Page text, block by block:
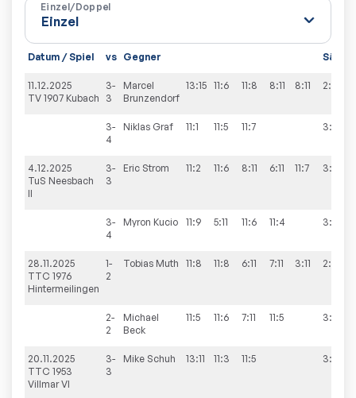
Einzel/Doppel
Datum / Spiel vs Gegner Sätze
11.12.2025
TV 1907 Kubach
3-
3
Marcel
Brunzendorf
13:15 11:6 11:8 8:11 8:11 2:3
3-
4
Niklas Graf 11:1 11:5 11:7 3:0
4.12.2025
TuS Neesbach
II
3-
3
Eric Strom 11:2 11:6 8:11 6:11 11:7 3:2
3-
4
Myron Kucio 11:9 5:11 11:6 11:4 3:1
28.11.2025
TTC 1976
Hintermeilingen
1-
2
Tobias Muth 11:8 11:8 6:11 7:11 3:11 2:3
2-
2
Michael
Beck
11:5 11:6 7:11 11:5 3:1
20.11.2025
TTC 1953
Villmar VI
3-
3
Mike Schuh 13:11 11:3 11:5 3:0